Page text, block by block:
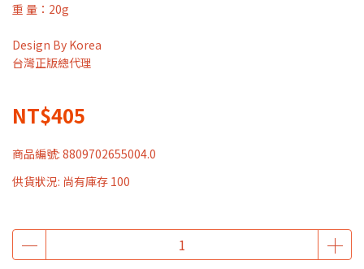
重 量：20g
Design By Korea
台灣正版總代理
NT$405
商品編號: 8809702655004.0
供貨狀況: 尚有庫存 100